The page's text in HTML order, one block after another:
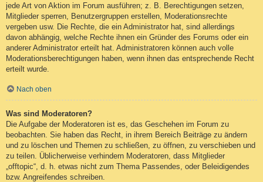
jede Art von Aktion im Forum ausführen; z. B. Berechtigungen setzen,
Mitglieder sperren, Benutzergruppen erstellen, Moderationsrechte
vergeben usw. Die Rechte, die ein Administrator hat, sind allerdings
davon abhängig, welche Rechte ihnen ein Gründer des Forums oder ein
anderer Administrator erteilt hat. Administratoren können auch volle
Moderationsberechtigungen haben, wenn ihnen das entsprechende Recht
erteilt wurde.
Nach oben
Was sind Moderatoren?
Die Aufgabe der Moderatoren ist es, das Geschehen im Forum zu
beobachten. Sie haben das Recht, in ihrem Bereich Beiträge zu ändern
und zu löschen und Themen zu schließen, zu öffnen, zu verschieben und
zu teilen. Üblicherweise verhindern Moderatoren, dass Mitglieder
„offtopic“, d. h. etwas nicht zum Thema Passendes, oder Beleidigendes
bzw. Angreifendes schreiben.